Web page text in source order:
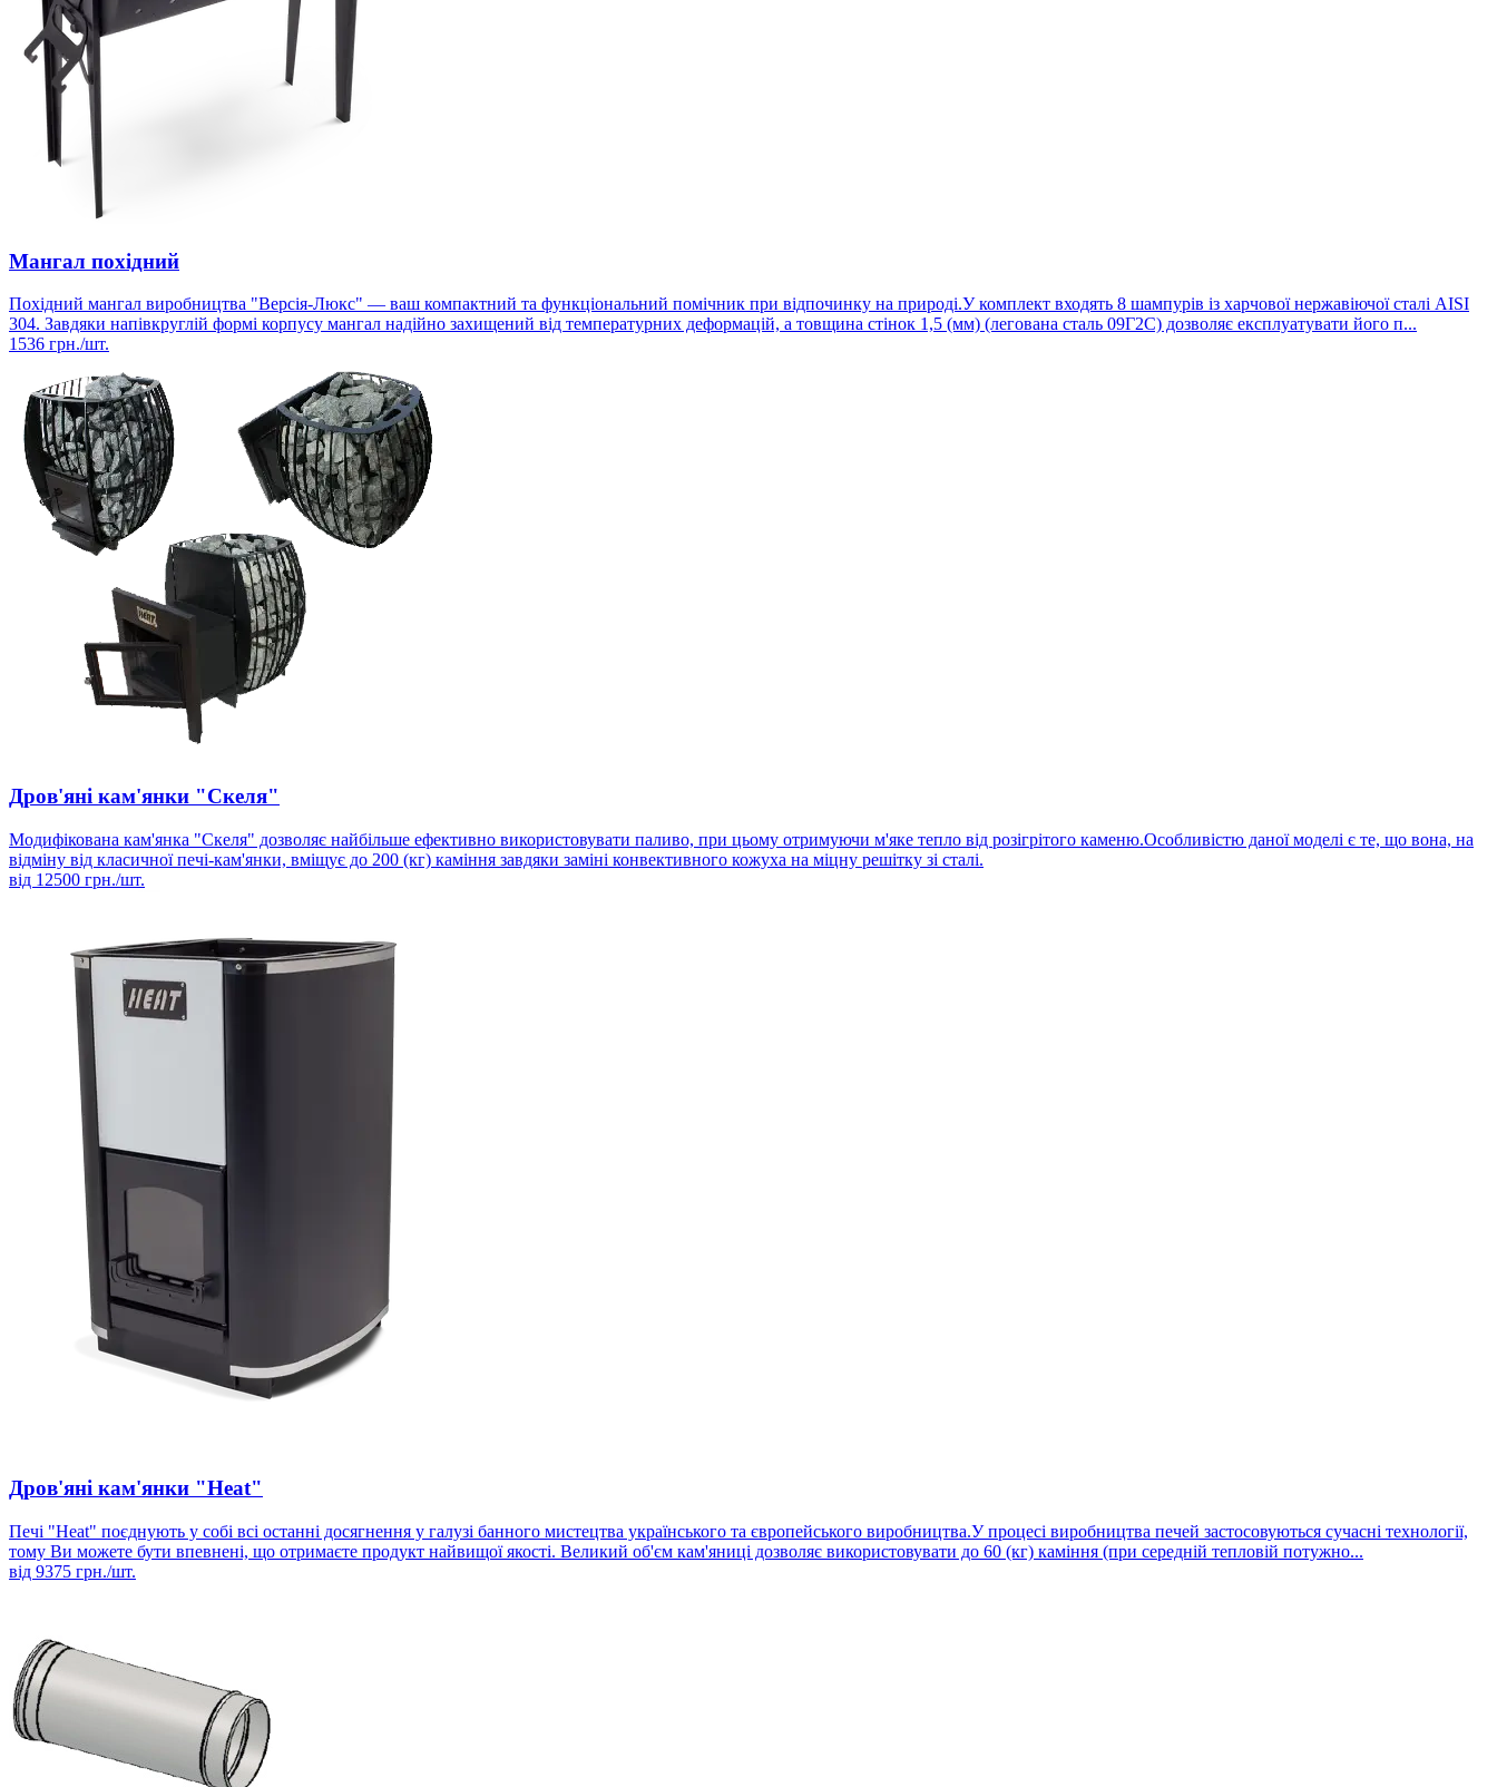
Мангал похідний
Похідний мангал виробництва "Версія-Люкс" — ваш компактний та функціональний помічник при відпочинку на природі.У комплект входять 8 шампурів із харчової нержавіючої сталі AISI
304. Завдяки напівкруглій формі корпусу мангал надійно захищений від температурних деформацій, а товщина стінок 1,5 (мм) (легована сталь 09Г2С) дозволяє експлуатувати його п...
1536 грн./шт.
Дров'яні кам'янки "Скеля"
Модифікована кам'янка "Скеля" дозволяє найбільше ефективно використовувати паливо, при цьому отримуючи м'яке тепло від розігрітого каменю.Особливістю даної моделі є те, що вона, на
відміну від класичної печі-кам'янки, вміщує до 200 (кг) каміння завдяки заміні конвективного кожуха на міцну решітку зі сталі.
від 12500 грн./шт.
Дров'яні кам'янки "Heat"
Печі "Heat" поєднують у собі всі останні досягнення у галузі банного мистецтва українського та європейського виробництва.У процесі виробництва печей застосовуються сучасні технології,
тому Ви можете бути впевнені, що отримаєте продукт найвищої якості. Великий об'єм кам'яниці дозволяє використовувати до 60 (кг) каміння (при середній тепловій потужно...
від 9375 грн./шт.